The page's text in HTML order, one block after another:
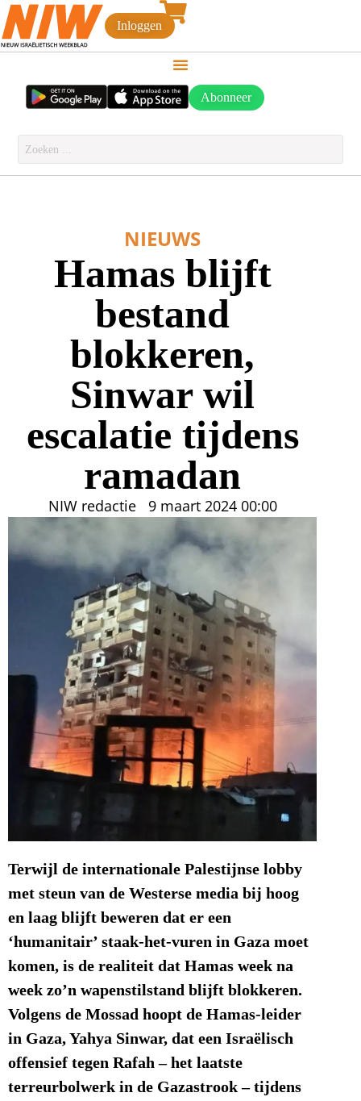
Inloggen
Abonneer
NIEUWS
Hamas blijft
bestand
blokkeren,
Sinwar wil
escalatie tijdens
ramadan
NIW redactie 9 maart 2024 00:00
Terwijl de internationale Palestijnse lobby
met steun van de Westerse media bij hoog
en laag blijft beweren dat er een
‘humanitair’ staak-het-vuren in Gaza moet
komen, is de realiteit dat Hamas week na
week zo’n wapenstilstand blijft blokkeren.
Volgens de Mossad hoopt de Hamas-leider
in Gaza, Yahya Sinwar, dat een Israëlisch
offensief tegen Rafah – het laatste
terreurbolwerk in de Gazastrook – tijdens